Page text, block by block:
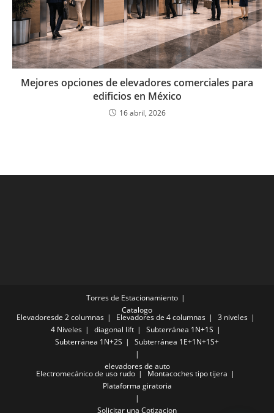
Mejores opciones de elevadores comerciales para
edificios en México
16 abril, 2026
Torres de Estacionamiento
Catalogo
Elevadoresde 2 columnas Elevadores de 4 columnas
3 niveles
4 Niveles
diagonal lift
Subterránea 1N+1S
Subterránea 1N+2S
Subterránea 1E+1N+1S+
elevadores de auto
Electromecánico de uso rudo
Montacoches tipo tijera
Plataforma giratoria
Solicitar una Cotizacion